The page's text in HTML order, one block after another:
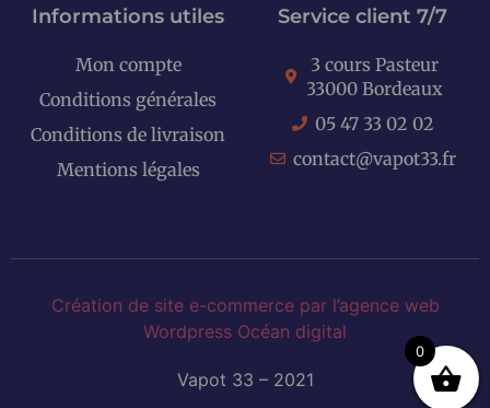
Informations utiles
Mon compte
Conditions générales
Conditions de livraison
Mentions légales
Service client 7/7
3 cours Pasteur
33000 Bordeaux
05 47 33 02 02
contact@vapot33.fr
Création de site e-commerce par l’agence web
Wordpress Océan digital
Vapot 33 – 2021
0